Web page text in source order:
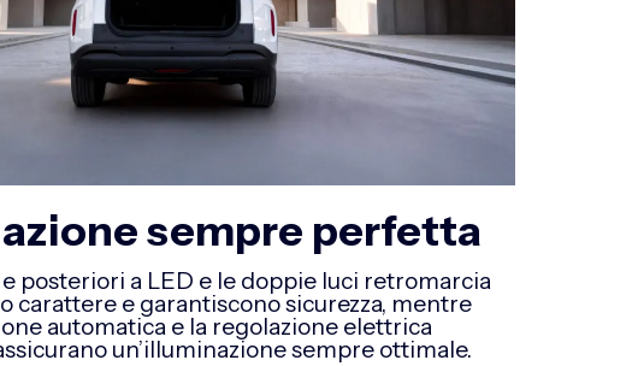
sempre perfetta
posteriori a LED e le doppie luci retromarcia
carattere e garantiscono sicurezza, mentre
automatica e la regolazione elettrica
un’illuminazione sempre ottimale.